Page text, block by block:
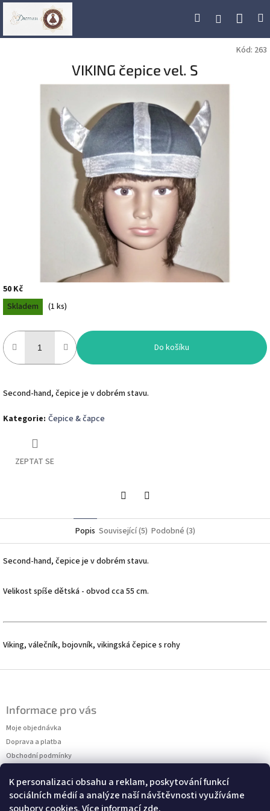
K personalizaci obsahu a reklam, poskytování funkcí
sociálních médií a analýze naší návštěvnosti využíváme
Přejít
Hledat Přihlášení
Kód: 263
VIKING čepice vel. S
50 Kč
Měrná
cena:
Skladem (1 ks)
Do košíku
Second-hand, čepice je v dobrém stavu.
Kategorie: Čepice & čapce
ZEPTAT SE
Popis Související (5) Podobné (3)
Second-hand, čepice je v dobrém stavu.
Velikost spíše dětská - obvod cca 55 cm.
Viking, válečník, bojovník, vikingská čepice s rohy
Informace pro vás
Moje objednávka
Doprava a platba
Obchodní podmínky
Kontakty
Měření velikostí